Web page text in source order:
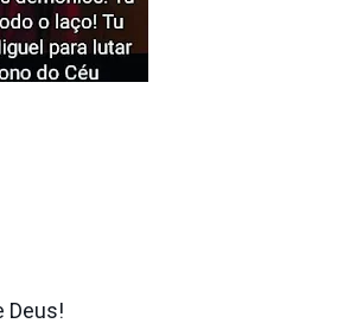
Deus!